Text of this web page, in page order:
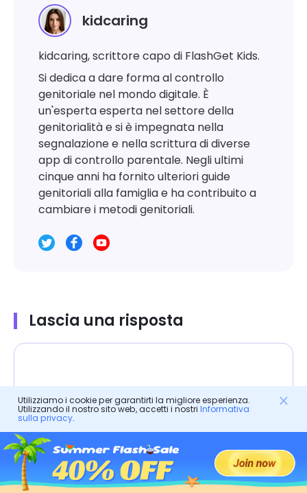
kidcaring
kidcaring, scrittore capo di FlashGet Kids.
Si dedica a dare forma al controllo
genitoriale nel mondo digitale. È
un'esperta esperta nel settore della
genitorialità e si è impegnata nella
segnalazione e nella scrittura di diverse
app di controllo parentale. Negli ultimi
cinque anni ha fornito ulteriori guide
genitoriali alla famiglia e ha contribuito a
cambiare i metodi genitoriali.
Lascia una risposta
Utilizziamo i cookie per garantirti la migliore esperienza.
Utilizzando il nostro sito web, accetti i nostri Informativa
sulla privacy.